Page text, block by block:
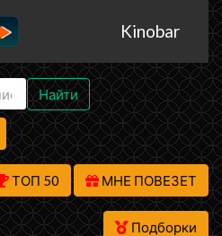
Kinobar
Найти
ТОП 50 МНЕ ПОВЕЗЕТ
Подборки